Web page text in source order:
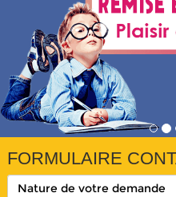
FORMULAIRE
Nature de votre demande